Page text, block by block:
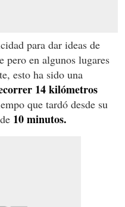
para dar ideas de
pero en algunos lugares
esto ha sido una
14 kilómetros
que tardó desde su
10 minutos.